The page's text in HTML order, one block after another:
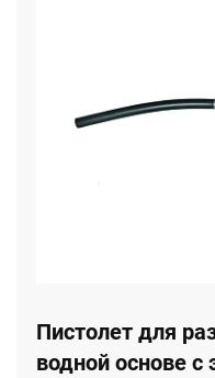
Пистолет для
водной основе с